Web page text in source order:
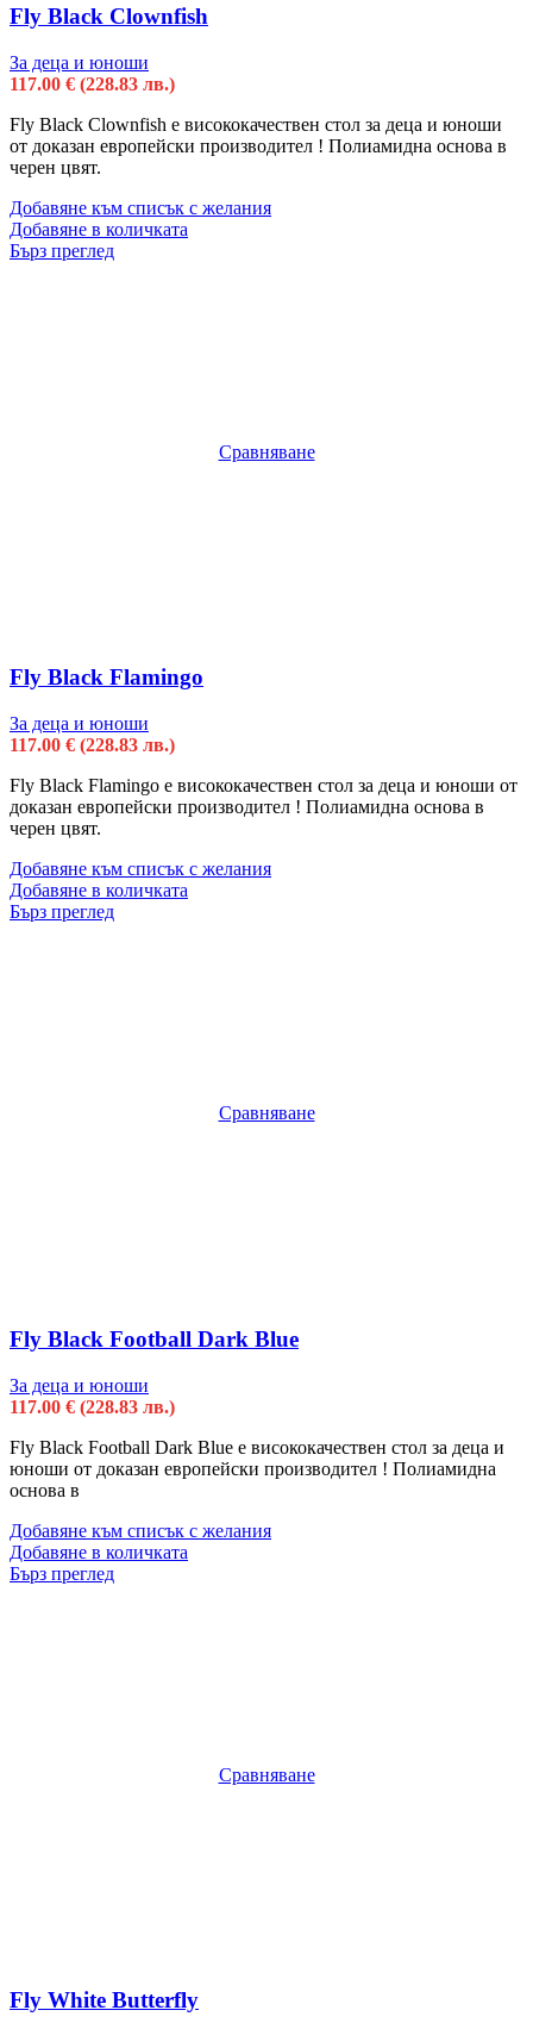
Fly Black Clownfish
За деца и юноши
117.00 € (228.83 лв.)
Fly Black Clownfish е висококачествен стол за деца и юноши
от доказан европейски производител ! Полиамидна основa в
черен цвят.
Добавяне към списък с желания
Добавяне в количката
Бърз преглед
Сравняване
Fly Black Flamingo
За деца и юноши
117.00 € (228.83 лв.)
Fly Black Flamingo е висококачествен стол за деца и юноши от
доказан европейски производител ! Полиамидна основa в
черен цвят.
Добавяне към списък с желания
Добавяне в количката
Бърз преглед
Сравняване
Fly Black Football Dark Blue
За деца и юноши
117.00 € (228.83 лв.)
Fly Black Football Dark Blue е висококачествен стол за деца и
юноши от доказан европейски производител ! Полиамидна
основa в
Добавяне към списък с желания
Добавяне в количката
Бърз преглед
Сравняване
Fly White Butterfly